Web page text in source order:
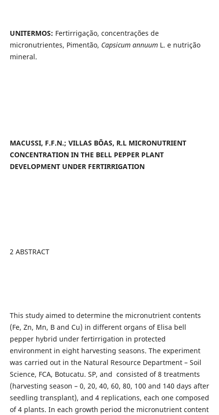
UNITERMOS: Fertirrigação, concentrações de
micronutrientes, Pimentão, Capsicum annuumL. e nutrição
mineral.
MACUSSI, F.F.N.; VILLAS BÔAS, R.L MICRONUTRIENT
CONCENTRATION IN THE BELL PEPPER PLANT
DEVELOPMENT UNDER FERTIRRIGATION
2 ABSTRACT
This study aimed to determine the micronutrient contents
(Fe, Zn, Mn, B and Cu) in different organs of Elisa bell
pepper hybrid under fertirrigation in protected
environment in eight harvesting seasons. The experiment
was carried out in the Natural Resource Department – Soil
Science, FCA, Botucatu. SP, and consisted of 8 treatments
(harvesting season – 0, 20, 40, 60, 80, 100 and 140 days after
seedling transplant), and 4 replications, each one composed
of 4 plants. In each growth period the micronutrient content